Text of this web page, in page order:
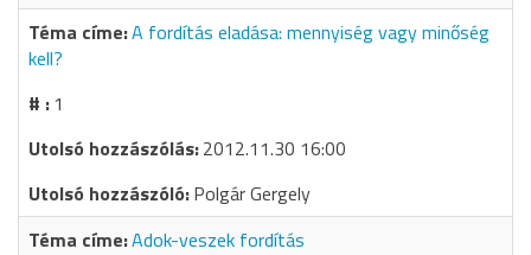
A fordítás eladása: mennyiség vagy minőség
kell?
1
2012.11.30 16:00
Polgár Gergely
Adok-veszek fordítás